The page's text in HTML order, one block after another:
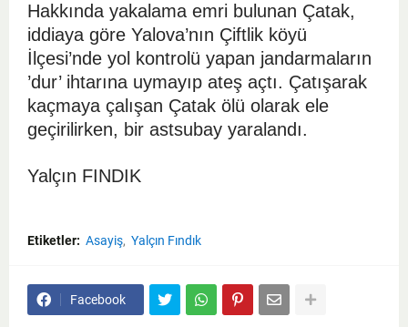
Hakkında yakalama emri bulunan Çatak,
iddiaya göre Yalova’nın Çiftlik köyü
İlçesi’nde yol kontrolü yapan jandarmaların
’dur’ ihtarına uymayıp ateş açtı. Çatışarak
kaçmaya çalışan Çatak ölü olarak ele
geçirilirken, bir astsubay yaralandı.
Yalçın FINDIK
Etiketler: Asayiş Yalçın Fındık
Facebook